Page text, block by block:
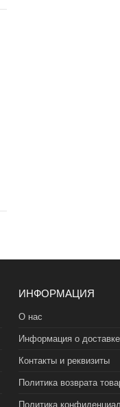
ИНФОРМАЦИЯ
О нас
Информация о доставке
Контакты и реквизиты
Политика возврата
Политика